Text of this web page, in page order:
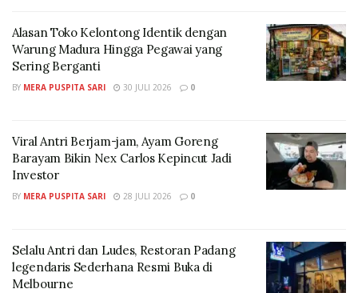
Rute utama yang direncanakan mencakup perjalanan
dari bandara menuju Seminyak, Kuta dan Uluwatu
menggunakan jalur laut.
Uji coba telah dilakukan dengan kapal Jukung atau
menit.
Namun, jika menggunakan kapal yang dirancang
khusus, perjalanan diperkirakan hanya memakan
Pemerintah berharap dengan adanya inisiatif dan
inovasi tersebut, tak hanya bisa mengurai kemacetan.
Namun, menjadi daya tarik tersendiri seperti Bali
Alasan Toko Kelontong Identik dengan
Warung Madura Hingga Pegawai yang
Sering Berganti
BY MERA PUSPITA SARI 30 JULI 2026 0
Viral Antri Berjam-jam, Ayam Goreng
Barayam Bikin Nex Carlos Kepincut Jadi
Investor
BY MERA PUSPITA SARI 28 JULI 2026 0
Selalu Antri dan Ludes, Restoran Padang
legendaris Sederhana Resmi Buka di
Melbourne